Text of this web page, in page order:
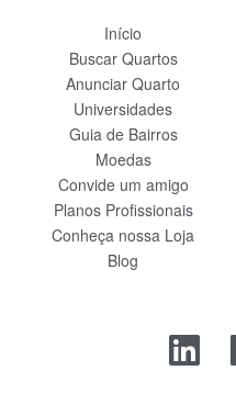
Início
Buscar Quartos
Anunciar Quarto
Universidades
Guia de Bairros
Moedas
Convide um amigo
Planos Profissionais
Conheça nossa Loja
Blog